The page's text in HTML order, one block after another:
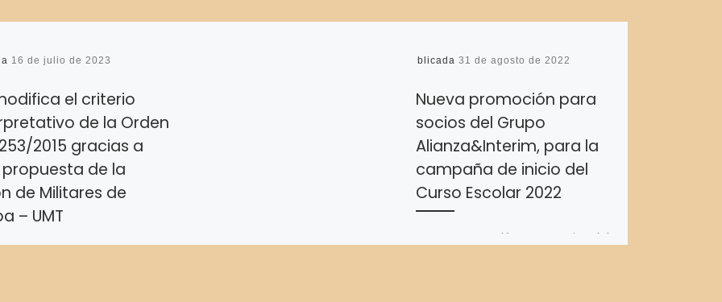
16 de julio de 2023
el criterio
de la Orden
253/2015 gracias a
de la
de Militares de
– UMT
Publicada 31 de agosto de 2022
Nueva promoción para
socios del Grupo
Alianza&Interim, para la
campaña de inicio del
Curso Escolar 2022
Nueva promoción para socios del